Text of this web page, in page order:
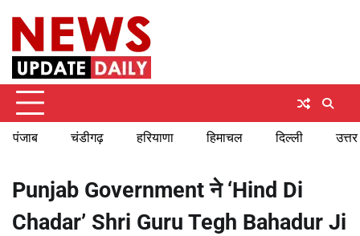
content
पंजाब चंडीगढ़ हरियाणा हिमाचल दिल्ली
Punjab Government ने ‘Hind Di
Chadar’ Shri Guru Tegh Bahadur Ji